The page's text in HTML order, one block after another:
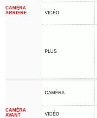
CAMÉRA
ARRIÈRE
VIDÉO
PLUS
CAMÉRA
AVANT
CAMÉRA
VIDÉO